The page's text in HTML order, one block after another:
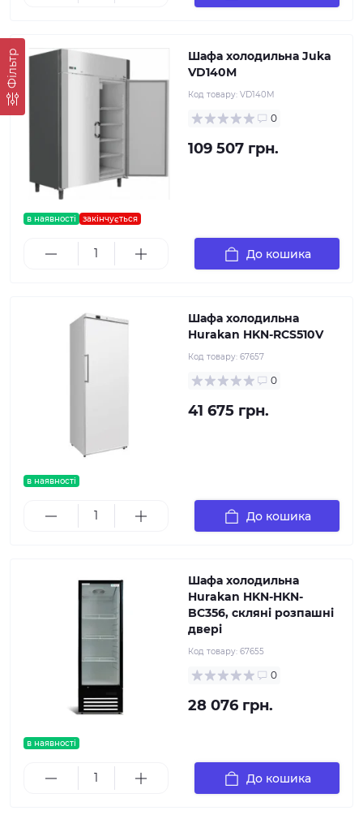
Фільтр
в наявності закінчується
Шафа холодильна Juka
VD140M
Код товару: VD140M
0
109 507 грн.
До кошика
в наявності
Шафа холодильна
Hurakan HKN-RCS510V
Код товару: 67657
0
41 675 грн.
До кошика
в наявності
Шафа холодильна
Hurakan HKN-HKN-
BC356, скляні розпашні
двері
Код товару: 67655
0
28 076 грн.
До кошика